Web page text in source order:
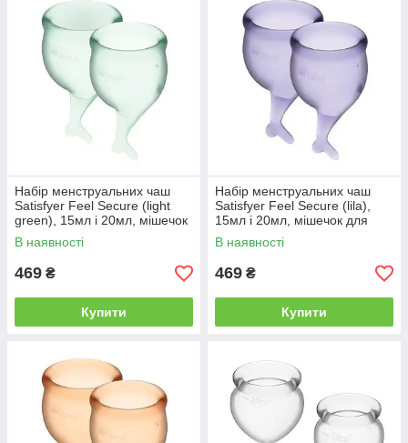
Набір менструальних чаш
Satisfyer Feel Secure (light
green), 15мл і 20мл, мішечок
для зберігання | Knopka
В наявності
469 ₴
Купити
Набір менструальних чаш
Satisfyer Feel Secure (lila),
15мл і 20мл, мішечок для
зберігання | Knopka
В наявності
469 ₴
Купити